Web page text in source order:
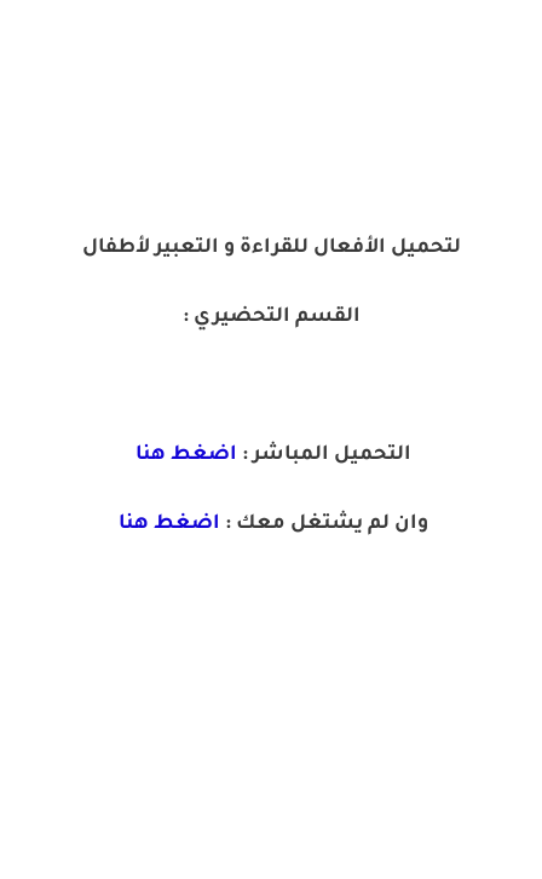
لتحميل الأفعال للقراءة و التعبير لأطفال
القسم التحضيري :
التحميل المباشر : اضغط هنا
وان لم يشتغل معك : اضغط هنا